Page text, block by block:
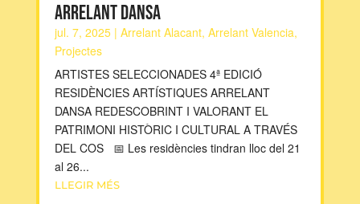
ARRELANT DANSA
jul. 7, 2025| Arrelant Alacant, Arrelant Valencia,
Projectes
ARTISTES SELECCIONADES 4ª EDICIÓ
RESIDÈNCIES ARTÍSTIQUES ARRELANT
DANSA REDESCOBRINT I VALORANT EL
PATRIMONI HISTÒRIC I CULTURAL A TRAVÉS
DEL COS 📅 Les residències tindran lloc del 21
al 26...
LLEGIR MÉS